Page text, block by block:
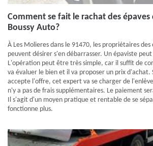
Comment se fait le rachat des
Boussy Auto?
À Les Molieres dans le 91470, les propriétaires
peuvent désirer s'en débarrasser. Un épaviste
L'opération peut être très simple, car il suffit de
va évaluer le bien et il va proposer un prix d'achat.
accepte l'offre, cet expert va se charger de
n'y a pas de frais supplémentaires. Le paiement
Il s'agit d'un moyen pratique et rentable de se
fonctionne plus.